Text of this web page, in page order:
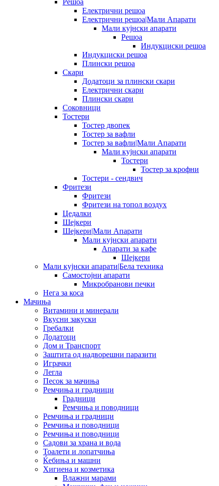
Електрични решоа
Електрични решоа|Мали Апарати
Мали кујнски апарати
Решоа
Индукциски решоа
Индукциски решоа
Плински решоа
Скари
Додатоци за плински скари
Електрични скари
Плински скари
Соковници
Тостери
Тостер двопек
Тостер за вафли
Тостер за вафли|Мали Апарати
Мали кујнски апарати
Тостери
Тостер за крофни
Тостери - сендвич
Фритези
Фритези
Фритези на топол воздух
Цедалки
Шејкери
Шејкери|Мали Апарати
Мали кујнски апарати
Апарати за кафе
Шејкери
Мали кујнски апарати|Бела техника
Самостојни апарати
Микробранови печки
Нега за коса
Мачиња
Витамини и минерали
Вкусни закуски
Гребалки
Додатоци
Дом и Транспорт
Заштита од надворешни паразити
Играчки
Легла
Песок за мачиња
Ремчиња и градници
Градници
Ремчиња и поводници
Ремчиња и градници
Ремчиња и поводници
Ремчиња и поводници
Садови за храна и вода
Тоалети и лопатчиња
Ќебиња и машни
Хигиена и козметика
Влажни марами